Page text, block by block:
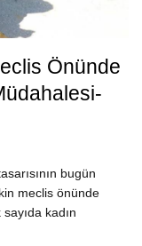
Önünde
bugün
meclis önünde
kadın